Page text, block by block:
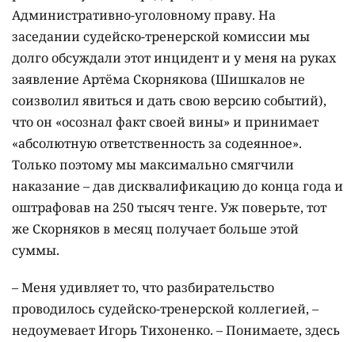
Административно-уголовному праву. На
заседании судейско-тренерской комиссии мы
долго обсуждали этот инцидент и у меня на руках
заявление Артёма Скорнякова (Шишкалов не
соизволил явиться и дать свою версию событий),
что он «осознал факт своей вины» и принимает
«абсолютную ответственность за содеянное».
Только поэтому мы максимально смягчили
наказание – дав дисквалификацию до конца года и
оштрафовав на 250 тысяч тенге. Уж поверьте, тот
же Скорняков в месяц получает больше этой
суммы.
– Меня удивляет то, что разбирательство
проводилось судейско-тренерской коллегией, –
недоумевает Игорь Тихоненко. – Понимаете, здесь